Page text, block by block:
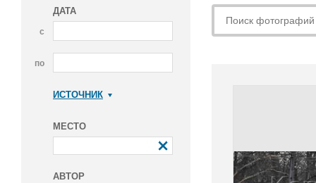
ДАТА
с
по
ИСТОЧНИК
МЕСТО
АВТОР